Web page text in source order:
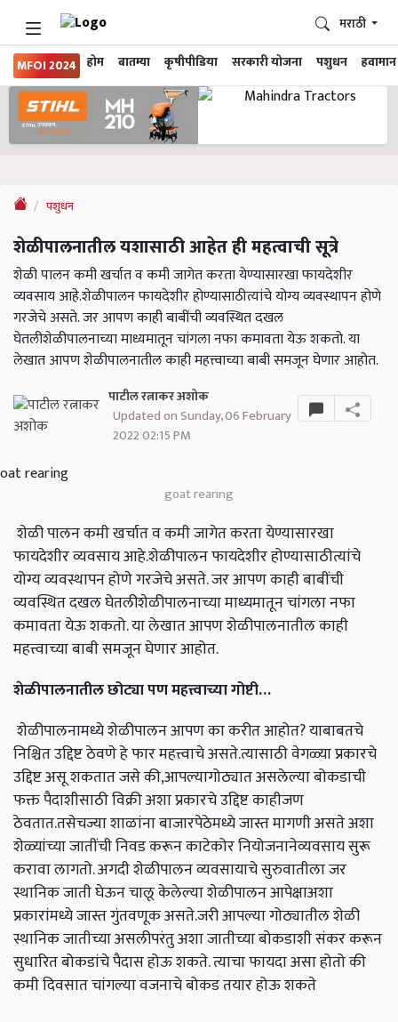
MFOI 2024 होम बातम्या कृषीपीडिया सरकारी योजना पशुधन हवामान
मराठी
पशुधन
शेळीपालनातील यशासाठी आहेत ही महत्वाची सूत्रे
शेळी पालन कमी खर्चात व कमी जागेत करता येण्यासारखा फायदेशीर
व्यवसाय आहे.शेळीपालन फायदेशीर होण्यासाठीत्यांचे योग्य व्यवस्थापन होणे
गरजेचे असते. जर आपण काही बाबींची व्यवस्थित दखल
घेतलीशेळीपालनाच्या माध्यमातून चांगला नफा कमावता येऊ शकतो. या
लेखात आपण शेळीपालनातील काही महत्त्वाच्या बाबी समजून घेणार आहोत.
पाटील रत्नाकर अशोक
Updated on Sunday, 06 February
2022 02:15 PM
goat rearing
शेळी पालन कमी खर्चात व कमी जागेत करता येण्यासारखा
फायदेशीर व्यवसाय आहे.शेळीपालन फायदेशीर होण्यासाठीत्यांचे
योग्य व्यवस्थापन होणे गरजेचे असते. जर आपण काही बाबींची
व्यवस्थित दखल घेतलीशेळीपालनाच्या माध्यमातून चांगला नफा
कमावता येऊ शकतो. या लेखात आपण शेळीपालनातील काही
महत्त्वाच्या बाबी समजून घेणार आहोत.
शेळीपालनातील छोट्या पण महत्त्वाच्या गोष्टी…
शेळीपालनामध्ये शेळीपालन आपण का करीत आहोत? याबाबतचे
निश्चित उद्दिष्ट ठेवणे हे फार महत्त्वाचे असते.त्यासाठी वेगळ्या प्रकारचे
उद्दिष्ट असू शकतात जसे की,आपल्यागोठ्यात असलेल्या बोकडाची
फक्त पैदाशीसाठी विक्री अशा प्रकारचे उद्दिष्ट काहीजण
ठेवतात.तसेचज्या शाळांना बाजारपेठेमध्ये जास्त मागणी असते अशा
शेळ्यांच्या जातींची निवड करून काटेकोर नियोजनानेव्यवसाय सुरू
करावा लागतो. अगदी शेळीपालन व्यवसायाचे सुरुवातीला जर
स्थानिक जाती घेऊन चालू केलेल्या शेळीपालन आपेक्षाअशा
प्रकारांमध्ये जास्त गुंतवणूक असते.जरी आपल्या गोठ्यातील शेळी
स्थानिक जातीच्या असलीपरंतु अशा जातीच्या बोकडाशी संकर करून
सुधारित बोकडांचे पैदास होऊ शकते. त्याचा फायदा असा होतो की
कमी दिवसात चांगल्या वजनाचे बोकड तयार होऊ शकते